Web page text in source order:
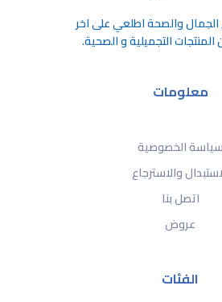
والصحة اطلعي على اخر
المنتجات التجميلية و الصحية.
معلومات
سياسة الخصوصية
والاسترجاع
اتصل بنا
عروض
الفئات